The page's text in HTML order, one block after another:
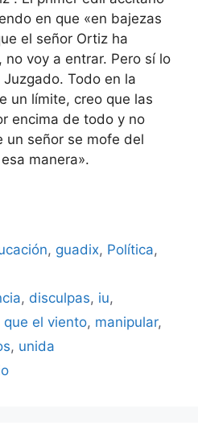
en que «en bajezas
el señor Ortiz ha
voy a entrar. Pero sí lo
Todo en la
un límite, creo que las
encima de todo y no
un señor se mofe del
manera».
, guadix, Política,
, disculpas, iu,
que el viento, manipular,
, unida